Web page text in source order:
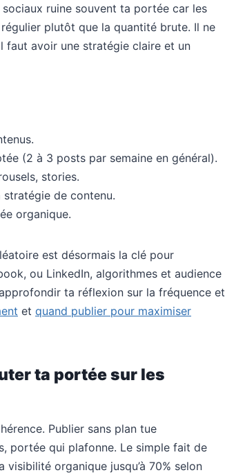
ruine souvent ta portée car les
plutôt que la quantité brute. Il ne
faut avoir une stratégie claire et un
(2 à 3 posts par semaine en général).
stories.
de contenu.
organique.
est désormais la clé pour
ou LinkedIn, algorithmes et audience
ta réflexion sur la fréquence et
et quand publier pour maximiser
ta portée sur les
Publier sans plan tue
portée qui plafonne. Le simple fait de
organique jusqu’à 70% selon